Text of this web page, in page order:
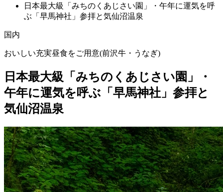
日本最大級「みちのくあじさい園」・午年に運気を呼
ぶ「早馬神社」参拝と気仙沼温泉
国内
おいしい充実昼食をご用意(前沢牛・うなぎ)
日本最大級「みちのくあじさい園」・
午年に運気を呼ぶ「早馬神社」参拝と
気仙沼温泉